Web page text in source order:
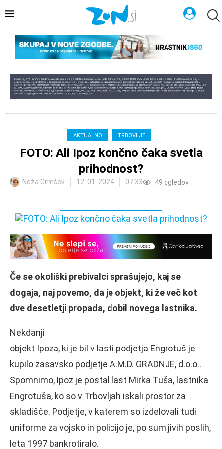
AKTUALNO TRBOVLJE
FOTO: Ali Ipoz končno čaka svetla
prihodnost?
Neža Grmšek 12. 01. 2024 07:33 49 ogledov
Če se okoliški prebivalci sprašujejo, kaj se
dogaja, naj povemo, da je objekt, ki že več kot
dve desetletji propada, dobil novega lastnika.
Nekdanji
objekt Ipoza, ki je bil v lasti podjetja Engrotuš je
kupilo zasavsko podjetje A.M.D. GRADNJE, d.o.o..
Spomnimo, Ipoz je postal last Mirka Tuša, lastnika
Engrotuša, ko so v Trbovljah iskali prostor za
skladišče. Podjetje, v katerem so izdelovali tudi
uniforme za vojsko in policijo je, po sumljivih poslih,
leta 1997 bankrotiralo.